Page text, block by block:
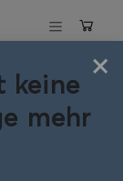
×
keine
mehr